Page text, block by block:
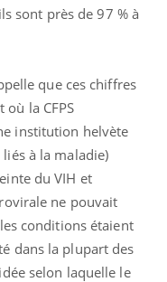
sont près de 97 % à
que ces chiffres
la CFPS
institution helvète
à la maladie)
du VIH et
ne pouvait
conditions étaient
dans la plupart des
selon laquelle le